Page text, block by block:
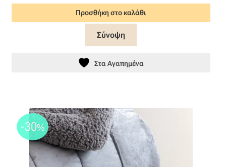
was:
269,00 €.
τιμή
είναι:
Προσθήκη στο καλάθι
Σύνοψη
Στα Αγαπημένα
-30%